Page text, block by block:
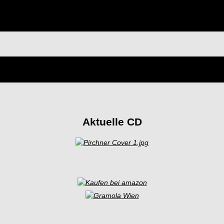
Aktuelle CD